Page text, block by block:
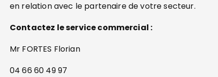
en relation avec le partenaire de votre secteur.
Contactez le service commercial :
Mr FORTES Florian
04 66 60 49 97